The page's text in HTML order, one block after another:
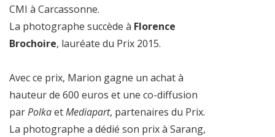
CMI à Carcassonne.
La photographe succède à Florence
Brochoire, lauréate du Prix 2015.
Avec ce prix, Marion gagne un achat à
hauteur de 600 euros et une co-diffusion
parPolkaetMediapart, partenaires du Prix.
La photographe a dédié son prix à Sarang,